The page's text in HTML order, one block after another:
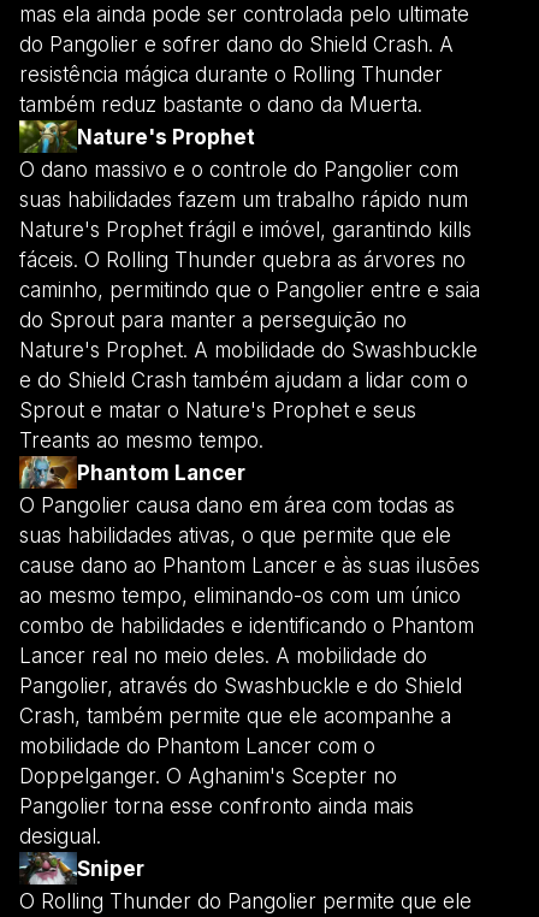
mas ela ainda pode ser controlada pelo ultimate
do Pangolier e sofrer dano do Shield Crash. A
resistência mágica durante o Rolling Thunder
também reduz bastante o dano da Muerta.
Nature's Prophet
O dano massivo e o controle do Pangolier com
suas habilidades fazem um trabalho rápido num
Nature's Prophet frágil e imóvel, garantindo kills
fáceis. O Rolling Thunder quebra as árvores no
caminho, permitindo que o Pangolier entre e saia
do Sprout para manter a perseguição no
Nature's Prophet. A mobilidade do Swashbuckle
e do Shield Crash também ajudam a lidar com o
Sprout e matar o Nature's Prophet e seus
Treants ao mesmo tempo.
Phantom Lancer
O Pangolier causa dano em área com todas as
suas habilidades ativas, o que permite que ele
cause dano ao Phantom Lancer e às suas ilusões
ao mesmo tempo, eliminando-os com um único
combo de habilidades e identificando o Phantom
Lancer real no meio deles. A mobilidade do
Pangolier, através do Swashbuckle e do Shield
Crash, também permite que ele acompanhe a
mobilidade do Phantom Lancer com o
Doppelganger. O Aghanim's Scepter no
Pangolier torna esse confronto ainda mais
desigual.
Sniper
O Rolling Thunder do Pangolier permite que ele